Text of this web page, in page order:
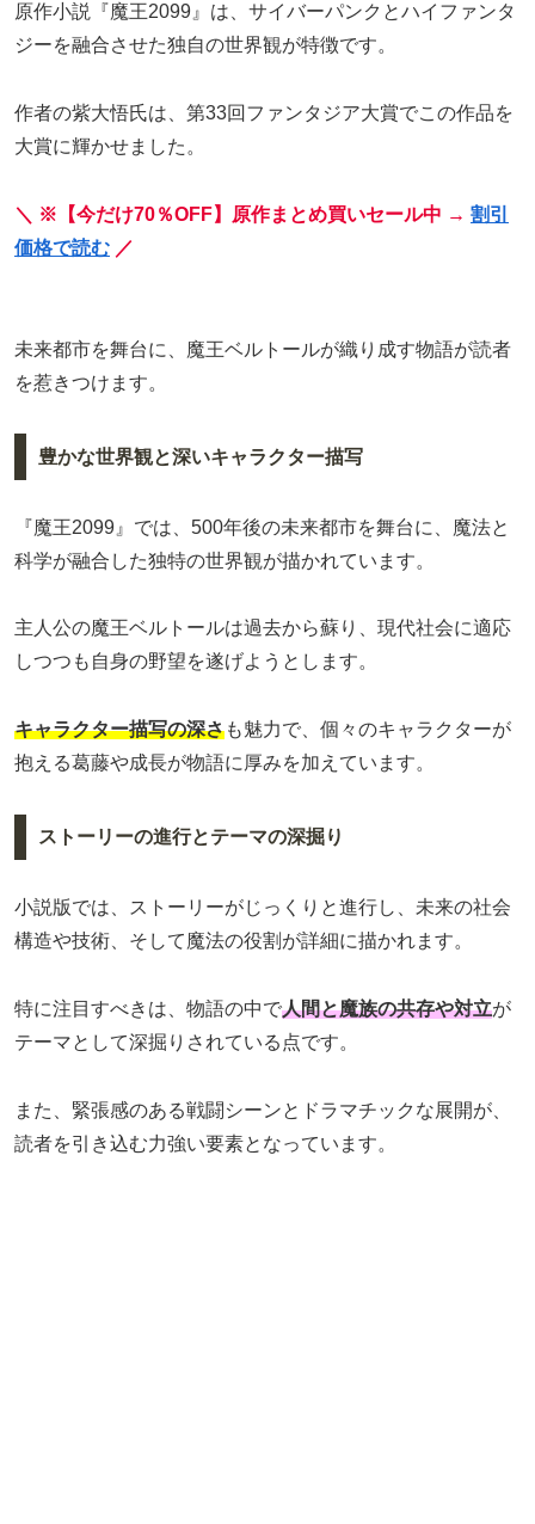
原作小説『魔王2099』は、サイバーパンクとハイファンタ
ジーを融合させた独自の世界観が特徴です。
作者の紫大悟氏は、第33回ファンタジア大賞でこの作品を
大賞に輝かせました。
＼ ※【今だけ70％OFF】原作まとめ買いセール中 → 割引
価格で読む ／
未来都市を舞台に、魔王ベルトールが織り成す物語が読者
を惹きつけます。
豊かな世界観と深いキャラクター描写
『魔王2099』では、500年後の未来都市を舞台に、魔法と
科学が融合した独特の世界観が描かれています。
主人公の魔王ベルトールは過去から蘇り、現代社会に適応
しつつも自身の野望を遂げようとします。
キャラクター描写の深さも魅力で、個々のキャラクターが
抱える葛藤や成長が物語に厚みを加えています。
ストーリーの進行とテーマの深掘り
小説版では、ストーリーがじっくりと進行し、未来の社会
構造や技術、そして魔法の役割が詳細に描かれます。
特に注目すべきは、物語の中で人間と魔族の共存や対立が
テーマとして深掘りされている点です。
また、緊張感のある戦闘シーンとドラマチックな展開が、
読者を引き込む力強い要素となっています。